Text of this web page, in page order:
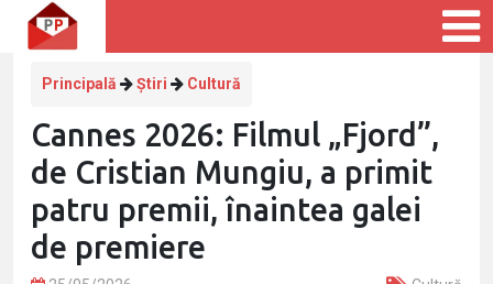
Principală Știri Cultură
Cannes 2026: Filmul „Fjord”,
de Cristian Mungiu, a primit
patru premii, înaintea galei
de premiere